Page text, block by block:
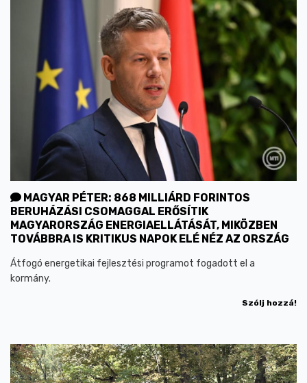
MAGYAR PÉTER: 868 MILLIÁRD FORINTOS
BERUHÁZÁSI CSOMAGGAL ERŐSÍTIK
MAGYARORSZÁG ENERGIAELLÁTÁSÁT, MIKÖZBEN
TOVÁBBRA IS KRITIKUS NAPOK ELÉ NÉZ AZ ORSZÁG
Átfogó energetikai fejlesztési programot fogadott el a
kormány.
Szólj hozzá!